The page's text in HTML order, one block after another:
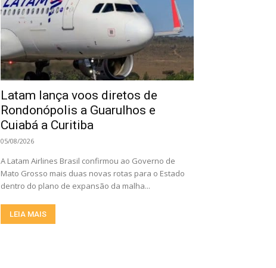
Latam lança voos diretos de
Rondonópolis a Guarulhos e
Cuiabá a Curitiba
05/08/2026
A Latam Airlines Brasil confirmou ao Governo de
Mato Grosso mais duas novas rotas para o Estado
dentro do plano de expansão da malha...
LEIA MAIS